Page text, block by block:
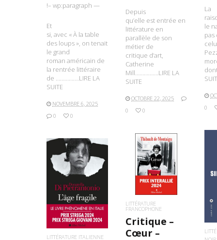
!– wp:paragraph —
Et
si, avec « À la table
des loups », on tenait
le grand
roman américain de
la rentrée littéraire
de …………….LIRE LA
SUITE
NOVEMBRE 6, 2025
0
0
Depuis
qu’elle est entrée en
littérature en
parallèle de son
métier de
critique d’art,
Catherine
Mill…………….LIRE LA
SUITE
OCTOBRE 22, 2025
0
0
La
le
pas
0
LIRE LA SUITE
LITTÉRATURE
FRANCOPHONE
Critique –
Cœur –
LIRE LA SUITE
LITTÉRATURE ITALIENNE